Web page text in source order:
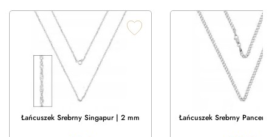
Łańcuszek Srebrny Singapur | 2 mm Łańcuszek Srebrny